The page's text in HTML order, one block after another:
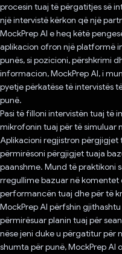
procesin tuaj të përgatitjes së
një intervistë kërkon që një
MockPrep AI e heq këtë
aplikacion ofron një platformë
punës, si pozicioni, përshkrimi
informacion, MockPrep AI, i
pyetje përkatëse të intervistës
punë.
Pasi të filloni intervistën tuaj të
mikrofonin tuaj për të simuluar
Aplikacioni regjistron përgjigjet
përmirësoni përgjigjet tuaja
paanshme. Mund të praktikoni
rregullime bazuar në komentet
performancën tuaj dhe për të
MockPrep AI përfshin
përmirësuar planin tuaj për
nëse jeni duke u përgatitur për
shumta për punë, MockPrep